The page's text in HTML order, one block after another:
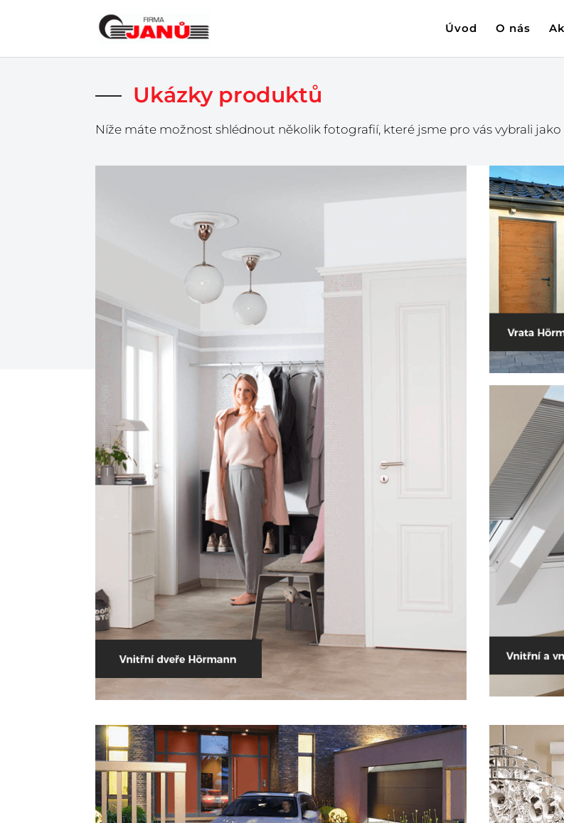
Úvod O nás
Ukázky produktů
Níže máte možnost shlédnout několik fotografií, které jsme pro vás vybrali